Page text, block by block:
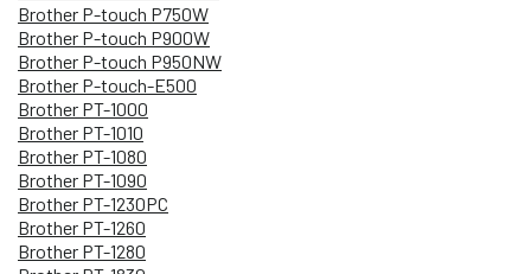
Brother P-touch P750W
Brother P-touch P900W
Brother P-touch P950NW
Brother P-touch-E500
Brother PT-1000
Brother PT-1010
Brother PT-1080
Brother PT-1090
Brother PT-1230PC
Brother PT-1260
Brother PT-1280